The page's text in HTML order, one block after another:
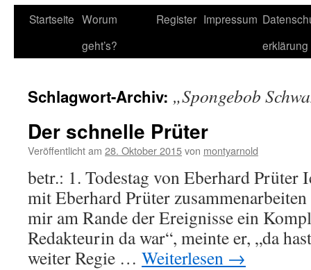
Startseite Worum
geht’s?
Register Impressum
erklärung
Schlagwort-Archiv: „Spongebob
Der schnelle Prüter
Veröffentlicht am 28. Oktober 2015von montyarnold
betr.: 1. Todestag von Eberhard Prüter
mit Eberhard Prüter
mir am Rande der Ereignisse ein
Redakteurin da war“, meinte er, „da
weiter Regie … Weiterlesen →